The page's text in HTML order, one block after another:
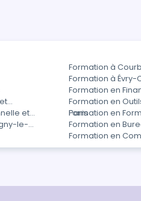
Formation à
Formation à
Formation en
Formation en
Paris
et
Formation en
le-
Formation en
Formation en